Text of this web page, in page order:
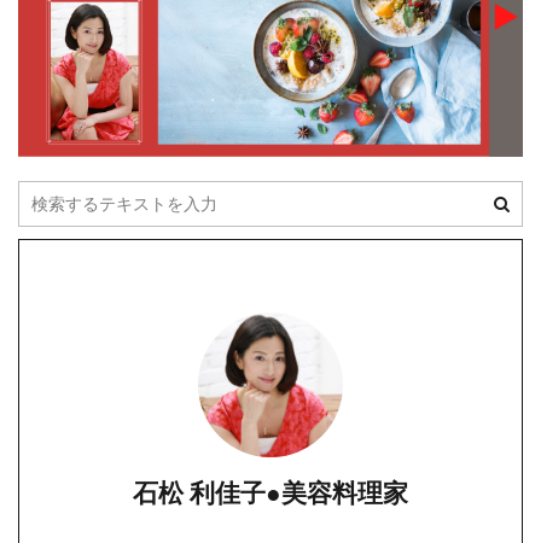
石松 利佳子●美容料理家